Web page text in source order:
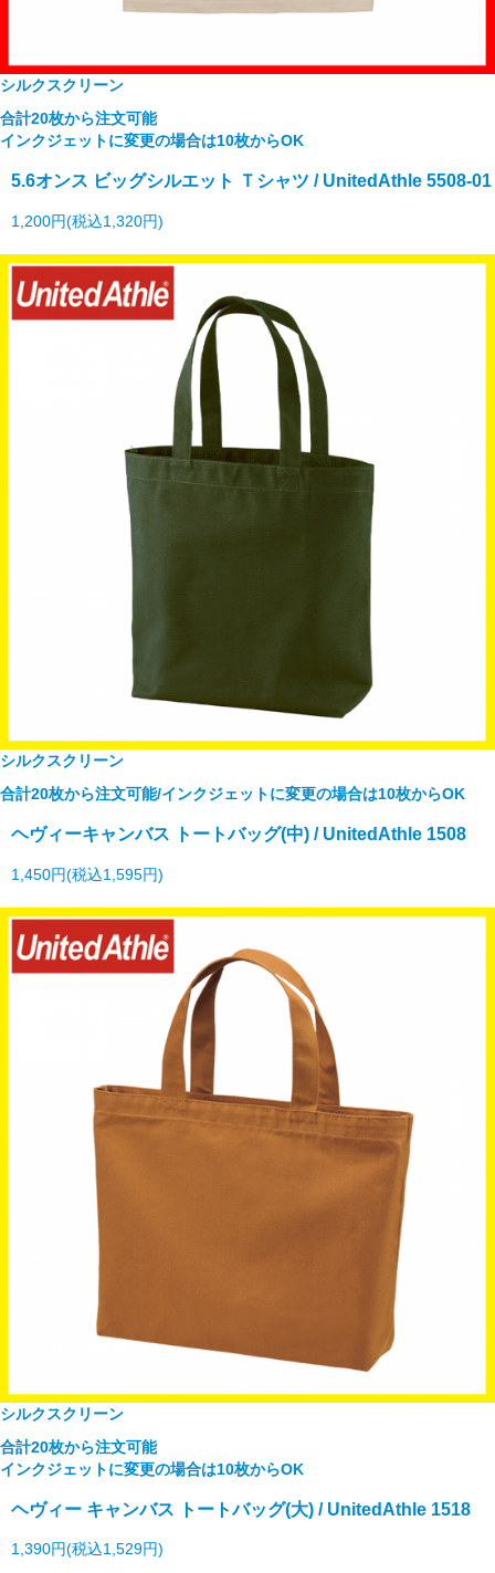
シルクスクリーン
合計20枚から注文可能
インクジェットに変更の場合は10枚からOK
5.6オンス ビッグシルエット Ｔシャツ / UnitedAthle 5508-01
1,200円(税込1,320円)
シルクスクリーン
合計20枚から注文可能/インクジェットに変更の場合は10枚からOK
ヘヴィーキャンバス トートバッグ(中) / UnitedAthle 1508
1,450円(税込1,595円)
シルクスクリーン
合計20枚から注文可能
インクジェットに変更の場合は10枚からOK
ヘヴィー キャンバス トートバッグ(大) / UnitedAthle 1518
1,390円(税込1,529円)